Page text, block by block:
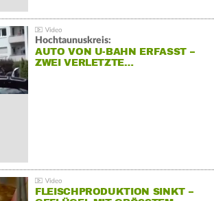
Hochtaunuskreis:
AUTO VON U-BAHN ERFASST –
ZWEI VERLETZTE…
FLEISCHPRODUKTION SINKT –